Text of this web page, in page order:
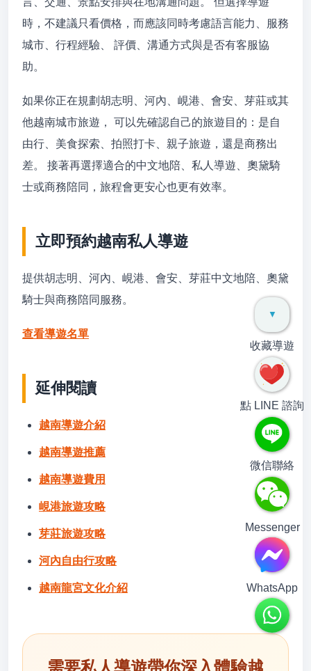
時，不建議只看價格，而應該同時考慮語言能力、服務
城市、行程經驗、 評價、溝通方式與是否有客服協
助。
如果你正在規劃胡志明、河內、峴港、會安、芽莊或其
他越南城市旅遊， 可以先確認自己的旅遊目的：是自
由行、美食探索、拍照打卡、親子旅遊，還是商務出
差。 接著再選擇適合的中文地陪、私人導遊、奧黛騎
士或商務陪同，旅程會更安心也更有效率。
立即預約越南私人導遊
提供胡志明、河內、峴港、會安、芽莊中文地陪、奧黛
騎士與商務陪同服務。
查看導遊名單
延伸閱讀
越南導遊介紹
越南導遊推薦
越南導遊費用
峴港旅遊攻略
芽莊旅遊攻略
河內自由行攻略
越南龍宮文化介紹
需要私人導遊帶你深入體驗越
▼
收藏導遊
點 LINE 諮詢
微信聯絡
Messenger
WhatsApp